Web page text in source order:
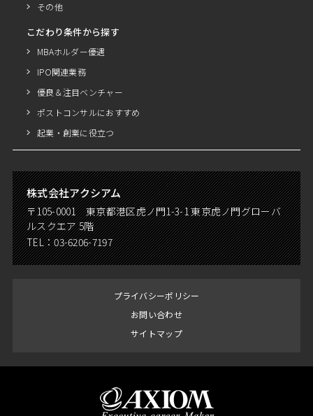
その他
こだわり条件から探す
MBAホルダー優遇
IPO関連業務
優良＆注目ベンチャー
ポストコンサルにおすすめ
起業・創業に役立つ
株式会社アクシアム
〒105-0001 東京都港区虎ノ門1-3-1 東京虎ノ門グローバ
ルスクエア 5階
TEL：03-6206-7197
プライバシーポリシー
お問い合わせ
サイトマップ